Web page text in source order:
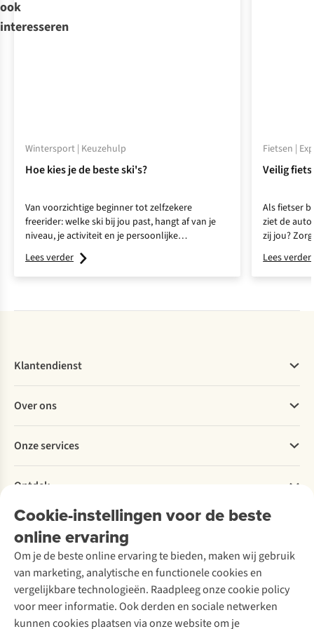
ook
interesseren
Wintersport | Keuzehulp
Hoe kies je de beste ski's?
Van voorzichtige beginner tot zelfzekere
freerider: welke ski bij jou past, hangt af van je
niveau, je activiteit en je persoonlijke
voorkeuren. Wij vertellen je waar je op moet
letten bij het kopen van je eigen ski’s en helpen
je het beste paar te kiezen.
Lees verder
Fietsen |
Veilig
Als fietser
ziet de
zij jou?
én gezien
Lees verder
Cookie-instellingen voor de beste
online ervaring
Om je de beste online ervaring te bieden, maken wij gebruik
van marketing, analytische en functionele cookies en
vergelijkbare technologieën. Raadpleeg onze cookie policy
voor meer informatie. Ook derden en sociale netwerken
kunnen cookies plaatsen via onze website om je
Klantendienst
Bestellen
Betalen
Levering
Retourneren
Bestelling herroepen
Garantie
Contact
Over ons
Explore More
Verantwoord ondernemen
Over Ayacucho
Onze winkels
Over A.S.Adventure
Toegankelijkheidsverklaring
Onze services
Ski-onderhoud
Wasservice
Schoenonderhoud
Schoenherstelling
Kledingherstelling
Retouches
Voor bedrijven
Ontdek
A.S.Magazine
Podcast
Explore Academy
Explore Camp
Gear Check
Inspiratie & advies
Meld je aan voor de nieuwsbrief
Follow us